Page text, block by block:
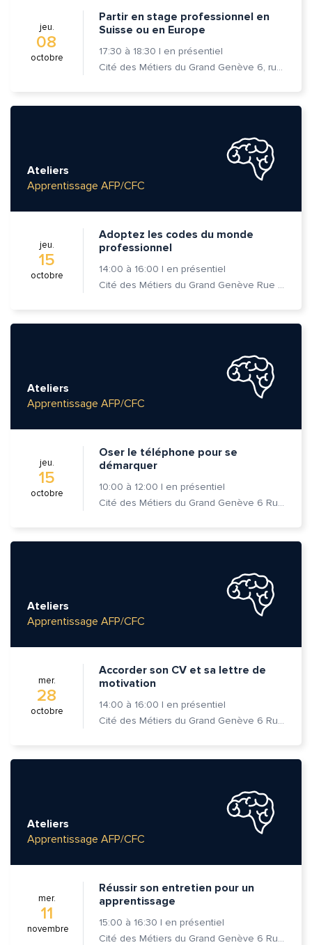
jeu.
08
octobre
Partir en stage professionnel en
Suisse ou en Europe
17:30 à 18:30 | en présentiel
Cité des Métiers du Grand Genève 6, rue Prévost-Martin 1205 Genève
Ateliers
Apprentissage AFP/CFC
jeu.
15
octobre
Adoptez les codes du monde
professionnel
14:00 à 16:00 | en présentiel
Cité des Métiers du Grand Genève Rue Prévost-Martin 6 1205 Genève
Ateliers
Apprentissage AFP/CFC
jeu.
15
octobre
Oser le téléphone pour se
démarquer
10:00 à 12:00 | en présentiel
Cité des Métiers du Grand Genève 6 Rue Prévost-Martin 1205 Genève
Ateliers
Apprentissage AFP/CFC
mer.
28
octobre
Accorder son CV et sa lettre de
motivation
14:00 à 16:00 | en présentiel
Cité des Métiers du Grand Genève 6 Rue Prévost-Martin 1205 Genève
Ateliers
Apprentissage AFP/CFC
mer.
11
novembre
Réussir son entretien pour un
apprentissage
15:00 à 16:30 | en présentiel
Cité des Métiers du Grand Genève 6 Rue Prévost-Martin 1205 Genève